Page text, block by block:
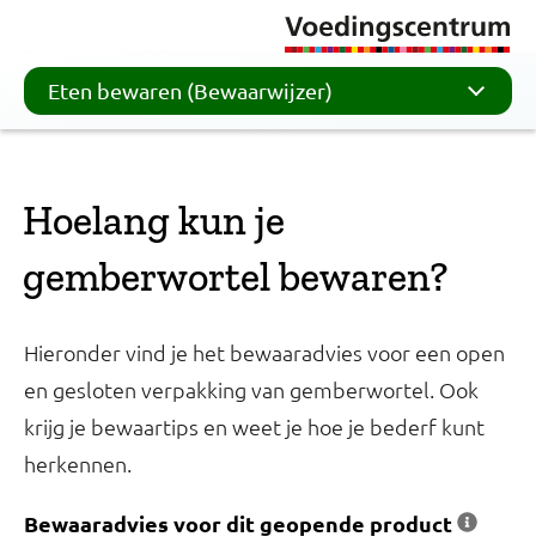
Eten bewaren (Bewaarwijzer)
Hoelang kun je
gemberwortel bewaren?
Hieronder vind je het bewaaradvies voor een open
en gesloten verpakking van gemberwortel. Ook
krijg je bewaartips en weet je hoe je bederf kunt
herkennen.
Bewaaradvies voor dit geopende product